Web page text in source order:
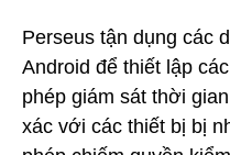
Perseus tận dụng các
Android để thiết lập
phép giám sát thời
xác với các thiết bị bị